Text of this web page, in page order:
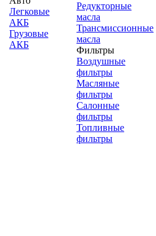
Легковые
АКБ
Грузовые
АКБ
Редукторные
масла
Трансмиссионные
масла
Фильтры
Воздушные
фильтры
Масляные
фильтры
Салонные
фильтры
Топливные
фильтры